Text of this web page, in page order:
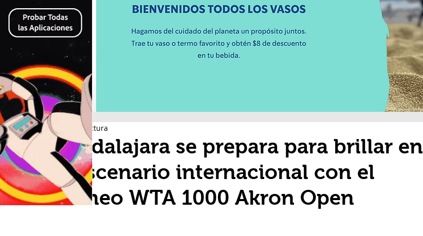
Guadalajara se prepara para brillar en
el escenario internacional con el
Torneo WTA 1000 Akron Open
2 min de lectura